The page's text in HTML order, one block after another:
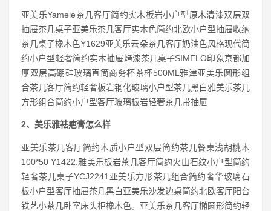
亚美乐Yamele茶几客厅简约实木板岩小户型原木清漆双层双
抽屉茶几桌子亚美乐茶几客厅实木色简约北欧小户型抽屉收纳
茶几桌子橡木色Y1629亚美乐云朵茶几客厅奶油色风格现代简
约小户型轻奢简约实木抽屉烤漆茶几桌子SIMELO印象京都加
厚双层高硼硅玻璃直筒商务杯茶杯500ML雅津亚美乐圆形组
合茶几客厅简约轻奢板岩钢化玻璃小户型茶几黑白雅美乐茶几
方形组合简约小户型客厅玻璃板岩轻奢茶几带抽屉
2、美乐雅祛疤膏怎么样
亚美乐茶几客厅简约木质小户型双层简约茶几餐桌浅胡桃木
100*50 Y1422.雅美乐板岩茶几客厅简约火山石纹小户型简约
轻奢茶几桌子YCJ2241亚美乐方形茶几组合简约奢华玻璃石
板小户型客厅抽屉茶几黑白亚美乐沙发边桌简约北欧客厅阳台
铁艺小茶几卧室床头柜橡木色。亚美乐茶几客厅椭圆形简约轻